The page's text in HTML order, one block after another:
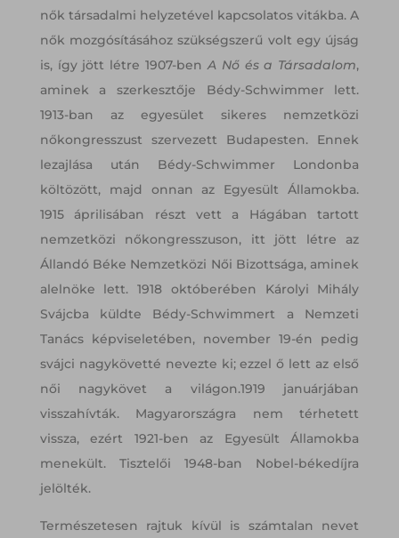
nők társadalmi helyzetével kapcsolatos vitákba. A
nők mozgósításához szükségszerű volt egy újság
is, így jött létre 1907-benA Nő és a Társadalom,
aminek a szerkesztője Bédy-Schwimmer lett.
1913-ban az egyesület sikeres nemzetközi
nőkongresszust szervezett Budapesten. Ennek
lezajlása után Bédy-Schwimmer Londonba
költözött, majd onnan az Egyesült Államokba.
1915 áprilisában részt vett a Hágában tartott
nemzetközi nőkongresszuson, itt jött létre az
Állandó Béke Nemzetközi Női Bizottsága, aminek
alelnöke lett. 1918 októberében Károlyi Mihály
Svájcba küldte Bédy-Schwimmert a Nemzeti
Tanács képviseletében, november 19-én pedig
svájci nagykövetté nevezte ki; ezzel ő lett az első
női nagykövet a világon.1919 januárjában
visszahívták. Magyarországra nem térhetett
vissza, ezért 1921-ben az Egyesült Államokba
menekült. Tisztelői 1948-ban Nobel-békedíjra
jelölték.
Természetesen rajtuk kívül is számtalan nevet